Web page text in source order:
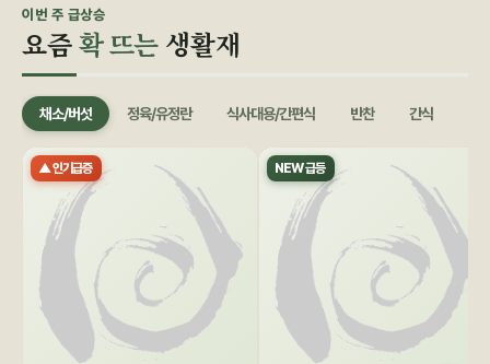
이번 주 급상승
요즘확 뜨는생활재
채소/버섯 정육/유정란 식사대용/간편식 반찬 간식
▲ 인기급증 NEW 급등